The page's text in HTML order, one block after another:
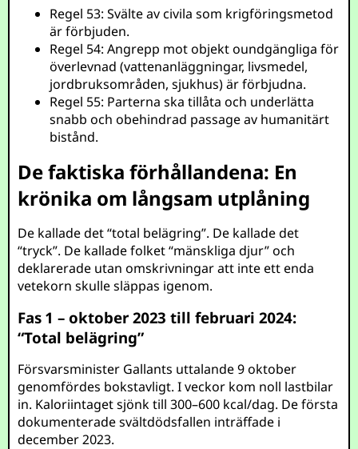
Regel 53: Svälte av civila som krigföringsmetod
är förbjuden.
Regel 54: Angrepp mot objekt oundgängliga för
överlevnad (vattenanläggningar, livsmedel,
jordbruksområden, sjukhus) är förbjudna.
Regel 55: Parterna ska tillåta och underlätta
snabb och obehindrad passage av humanitärt
bistånd.
De faktiska förhållandena: En
krönika om långsam utplåning
De kallade det “total belägring”. De kallade det
“tryck”. De kallade folket “mänskliga djur” och
deklarerade utan omskrivningar att inte ett enda
vetekorn skulle släppas igenom.
Fas 1 – oktober 2023 till februari 2024:
“Total belägring”
Försvarsminister Gallants uttalande 9 oktober
genomfördes bokstavligt. I veckor kom noll lastbilar
in. Kaloriintaget sjönk till 300–600 kcal/dag. De första
dokumenterade svältdödsfallen inträffade i
december 2023.